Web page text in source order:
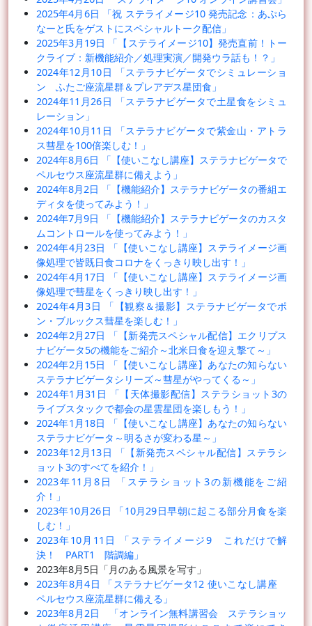
2025年4月6日 「祝 ステライメージ10 発売記念：あぷら
なーと氏をゲストにスペシャルトーク配信」
2025年3月19日 「【ステライメージ10】発売直前！トー
クライブ：新機能紹介／処理実演／開発ウラ話も！？」
2024年12月10日 「ステラナビゲータでシミュレーショ
ン ふたご座流星群＆プレアデス星団食」
2024年11月26日 「ステラナビゲータで土星食をシミュ
レーション」
2024年10月11日 「ステラナビゲータで紫金山・アトラ
ス彗星を100倍楽しむ！」
2024年8月6日 「【使いこなし講座】ステラナビゲータで
ペルセウス座流星群に備えよう」
2024年8月2日 「【機能紹介】ステラナビゲータの番組エ
ディタを使ってみよう！」
2024年7月9日 「【機能紹介】ステラナビゲータのカスタ
ムコントロールを使ってみよう！」
2024年4月23日 「【使いこなし講座】ステライメージ画
像処理で皆既日食コロナをくっきり映し出す！」
2024年4月17日 「【使いこなし講座】ステライメージ画
像処理で彗星をくっきり映し出す！」
2024年4月3日 「【観察＆撮影】ステラナビゲータでポ
ン・ブルックス彗星を楽しむ！」
2024年2月27日 「【新発売スペシャル配信】エクリプス
ナビゲータ5の機能をご紹介～北米日食を迎え撃て～」
2024年2月15日 「【使いこなし講座】あなたの知らない
ステラナビゲータシリーズ～彗星がやってくる～」
2024年1月31日 「【天体撮影配信】ステラショット3の
ライブスタックで都会の星雲星団を楽しもう！」
2024年1月18日 「【使いこなし講座】あなたの知らない
ステラナビゲータ～明るさが変わる星～」
2023年12月13日 「【新発売スペシャル配信】ステラシ
ョット3のすべてを紹介！」
2023年11月8日 「ステラショット3の新機能をご紹
介！」
2023年10月26日 「10月29日早朝に起こる部分月食を楽
しむ！」
2023年10月11日 「ステライメージ9 これだけで解
決！ PART1 階調編」
2023年8月5日「月のある風景を写す」
2023年8月4日 「ステラナビゲータ12 使いこなし講座
ペルセウス座流星群に備える」
2023年8月2日 「オンライン無料講習会 ステラショッ